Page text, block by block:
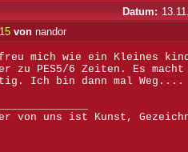
Datum:
von nandor
mich wie ein Kleines
zu PES5/6 Zeiten. Es
Ich bin dann mal Weg....
von uns ist Kunst,